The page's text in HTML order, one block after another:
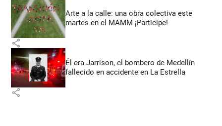
Arte a la calle: una obra colectiva este
martes en el MAMM ¡Participe!
share
Él era Jarrison, el bombero de Medellín
fallecido en accidente en La Estrella
share